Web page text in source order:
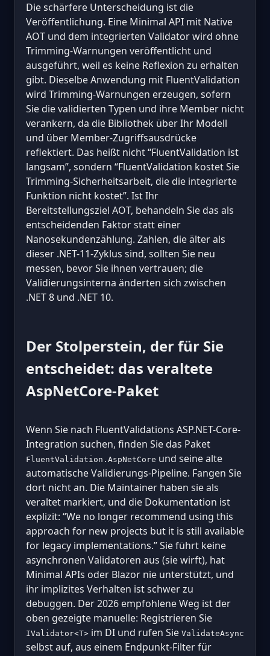
Die schärfere Unterscheidung ist die
Veröffentlichung. Eine Minimal API mit Native
AOT und dem integrierten Validator wird ohne
Trimming-Warnungen veröffentlicht und
ausgeführt, weil es keine Reflexion zu erhalten
gibt. Dieselbe Anwendung mit FluentValidation
wird Trimming-Warnungen erzeugen, sofern
Sie die validierten Typen und ihre Member nicht
verankern, da die Bibliothek über Ihr Modell
und über Member-Zugriffsausdrücke
reflektiert. Das heißt nicht “FluentValidation ist
langsam”, sondern “FluentValidation kostet Sie
Trimming-Sicherheitsarbeit, die die integrierte
Funktion nicht kostet”. Ist Ihr
Bereitstellungsziel AOT, behandeln Sie das als
entscheidenden Faktor statt einer
Nanosekundenzählung. Zahlen, die älter als
dieser .NET-11-Zyklus sind, sollten Sie neu
messen, bevor Sie ihnen vertrauen; die
Validierungsinterna änderten sich zwischen
.NET 8 und .NET 10.
Der Stolperstein, der für Sie
entscheidet: das veraltete
AspNetCore-Paket
Wenn Sie nach FluentValidations ASP.NET-Core-
Integration suchen, finden Sie das Paket
FluentValidation.AspNetCore und seine alte
automatische Validierungs-Pipeline. Fangen Sie
dort nicht an. Die Maintainer haben sie als
veraltet markiert, und die Dokumentation ist
explizit: “We no longer recommend using this
approach for new projects but it is still available
for legacy implementations.” Sie führt keine
asynchronen Validatoren aus (sie wirft), hat
Minimal APIs oder Blazor nie unterstützt, und
ihr implizites Verhalten ist schwer zu
debuggen. Der 2026 empfohlene Weg ist der
oben gezeigte manuelle: Registrieren Sie
IValidator<T> im DI und rufen Sie ValidateAsync
selbst auf, aus einem Endpunkt-Filter für